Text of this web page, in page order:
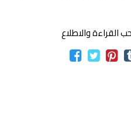
القراءة والاطلاع